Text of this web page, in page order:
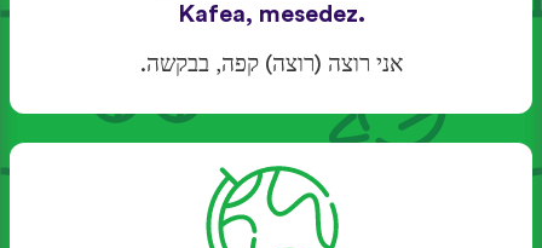
Kafea, mesedez.
אני רוצה (רוצה) קפה, בבקשה.